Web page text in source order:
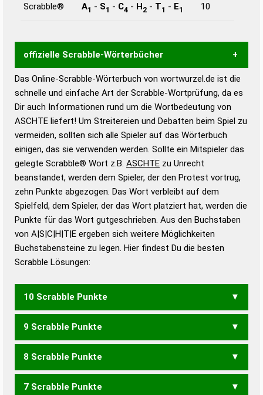
Scrabble® A1 - S1 - C4 - H2 - T1 - E1 10
offizielle Scrabble-Wörterbücher
Wortwurzel liefert mit Hilfe eines semantischen
Wortanalyse-Algorithmus gute Anhaltspunkte zu
Wortbedeutung, Worttrennung und Wortform, um die
Gültigkeit eines Wortes für das Scrabble-Spiel zu
bestimmen!
zugelassene Turnier Scrabble-
Wörterbücher sind:
Duden – Standardwerk in 12 Bänden
Duden – Richtiges und gutes
Deutsch
Duden – Die deutsche Grammatik
Duden – Deutsches
Das Online-Scrabble-Wörterbuch von wortwurzel.de ist die
schnelle und einfache Art der Scrabble-Wortprüfung, da es
Dir auch Informationen rund um die Wortbedeutung von
ASCHTE liefert! Um Streitereien und Debatten beim Spiel zu
vermeiden, sollten sich alle Spieler auf das Wörterbuch
einigen, das sie verwenden werden. Sollte ein Mitspieler das
gelegte Scrabble® Wort z.B. ASCHTE zu Unrecht
beanstandet, werden dem Spieler, der den Protest vortrug,
zehn Punkte abgezogen. Das Wort verbleibt auf dem
Spielfeld, dem Spieler, der das Wort platziert hat, werden die
Punkte für das Wort gutgeschrieben. Aus den Buchstaben
von A|S|C|H|T|E ergeben sich weitere Möglichkeiten
Buchstabensteine zu legen. Hier findest Du die besten
Scrabble Lösungen:
10 Scrabble Punkte
ACHTES ASCHET SACHTE
9 Scrabble Punkte
ACHSE ACHTE ASCHE
SACHT
STACH
8 Scrabble Punkte
ACHS ACHT CASH CHAT
7 Scrabble Punkte